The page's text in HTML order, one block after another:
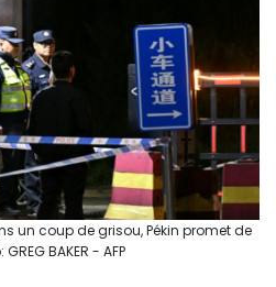
un coup de grisou, Pékin promet de
BAKER - AFP